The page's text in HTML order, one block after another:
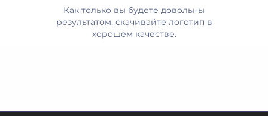
Как только вы будете довольны
результатом, скачивайте логотип в
хорошем качестве.